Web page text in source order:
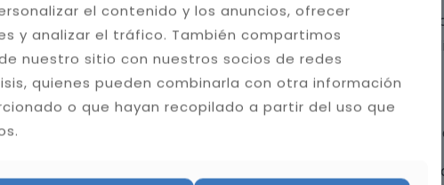
Instalamos cerámica, porcelánico y piedra natural
a la humedad y hongos, mejorando la estética y
y diseño, desde revestimientos con texturas
retroiluminados y grifería minimalista,
el contenido y los anuncios, ofrecer
y analizar el tráfico. También compartimos
nuestro sitio con nuestros socios de redes
quienes pueden combinarla con otra información
o que hayan recopilado a partir del uso que